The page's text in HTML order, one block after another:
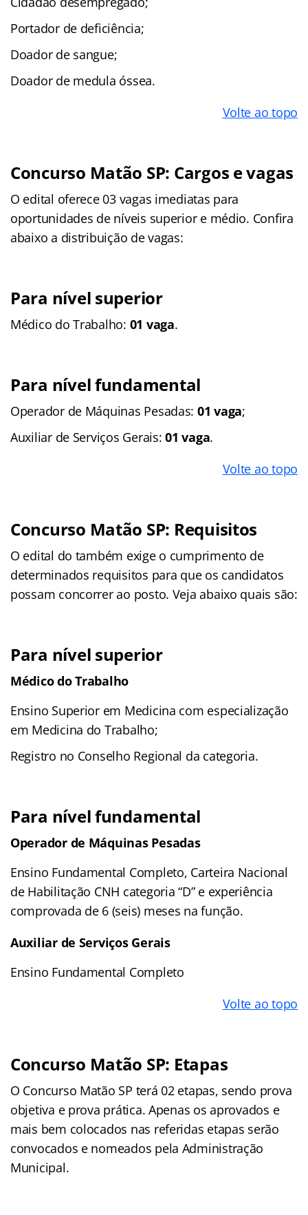
Portador de deficiência;
Doador de sangue;
Doador de medula óssea.
Volte ao topo
Concurso Matão SP: Cargos e vagas
O edital oferece 03 vagas imediatas para
oportunidades de níveis superior e médio. Confira
abaixo a distribuição de vagas:
Para nível superior
Médico do Trabalho: 01 vaga.
Para nível fundamental
Operador de Máquinas Pesadas: 01 vaga;
Auxiliar de Serviços Gerais:01 vaga.
Volte ao topo
Concurso Matão SP: Requisitos
O edital do também exige o cumprimento de
determinados requisitos para que os candidatos
possam concorrer ao posto. Veja abaixo quais são:
Para nível superior
Médico do Trabalho
Ensino Superior em Medicina com especialização
em Medicina do Trabalho;
Registro no Conselho Regional da categoria.
Para nível fundamental
Operador de Máquinas Pesadas
Ensino Fundamental Completo, Carteira Nacional
de Habilitação CNH categoria “D” e experiência
comprovada de 6 (seis) meses na função.
Auxiliar de Serviços Gerais
Ensino Fundamental Completo
Volte ao topo
Concurso Matão SP: Etapas
O Concurso Matão SP terá 02 etapas, sendo prova
objetiva e prova prática. Apenas os aprovados e
mais bem colocados nas referidas etapas serão
convocados e nomeados pela Administração
Municipal.